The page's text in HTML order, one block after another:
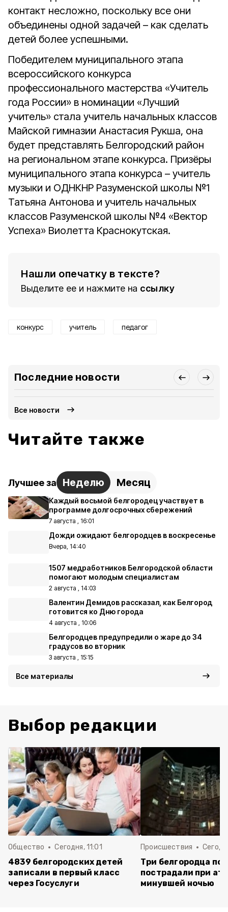
контакт несложно, поскольку все они
объединены одной задачей – как сделать
детей более успешными.
Победителем муниципального этапа
всероссийского конкурса
профессионального мастерства «Учитель
года России» в номинации «Лучший
учитель» стала учитель начальных классов
Майской гимназии Анастасия Рукша, она
будет представлять Белгородский район
на региональном этапе конкурса. Призёры
муниципального этапа конкурса – учитель
музыки и ОДНКНР Разуменской школы №1
Татьяна Антонова и учитель начальных
классов Разуменской школы №4 «Вектор
Успеха» Виолетта Краснокутская.
Нашли опечатку в тексте?
Выделите ее и нажмите на ссылку
конкурс учитель педагог
Последние новости
Все новости
Читайте также
Лучшее за Неделю Месяц
Каждый восьмой белгородец участвует в
программе долгосрочных сбережений
7 августа , 16:01
Дожди ожидают белгородцев в воскресенье
Вчера, 14:40
1507 медработников Белгородской области
помогают молодым специалистам
2 августа , 14:03
Валентин Демидов рассказал, как Белгород
готовится ко Дню города
4 августа , 10:06
Белгородцев предупредили о жаре до 34
градусов во вторник
3 августа , 15:15
Все материалы
Выбор редакции
Общество Сегодня, 11:01
4839 белгородских детей
записали в первый класс
через Госуслуги
Происшествия
Три белгородца
пострадали при
минувшей ночью